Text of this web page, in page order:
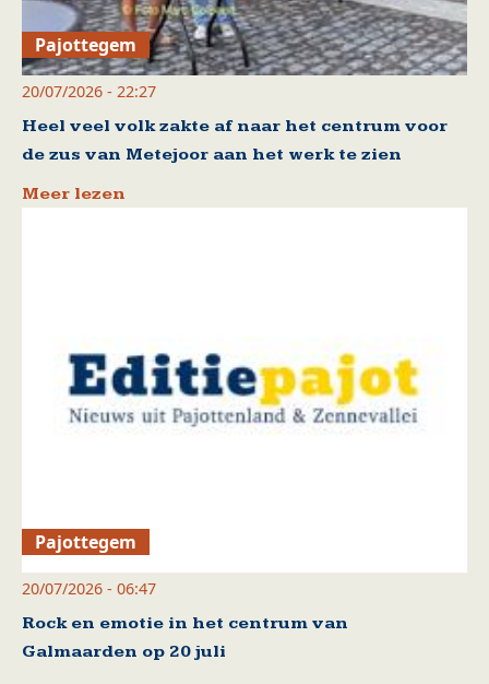
Pajottegem
20/07/2026 - 22:27
Heel veel volk zakte af naar het centrum voor
de zus van Metejoor aan het werk te zien
Meer lezen
Pajottegem
20/07/2026 - 06:47
Rock en emotie in het centrum van
Galmaarden op 20 juli